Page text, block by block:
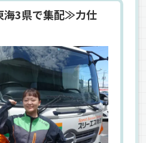
3県で集配≫力仕